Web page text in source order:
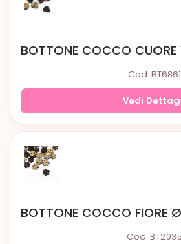
BOTTONE COCCO CUORE
Cod. BT6861
Vedi
BOTTONE COCCO FIORE
Cod. BT2035